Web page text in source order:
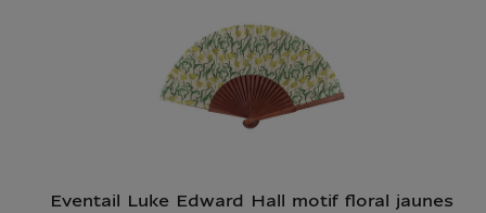
Eventail Luke Edward Hall motif floral jaunes